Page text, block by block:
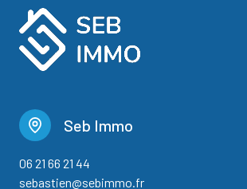
Seb Immo
06 21 66 21 44
sebastien@sebimmo.fr